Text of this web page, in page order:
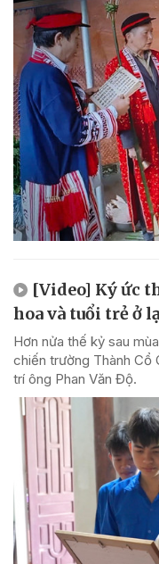
[Video] Ký ức
hoa và tuổi trẻ ở
Hơn nửa thế kỷ sau
chiến trường Thành Cổ
trí ông Phan Văn Độ.